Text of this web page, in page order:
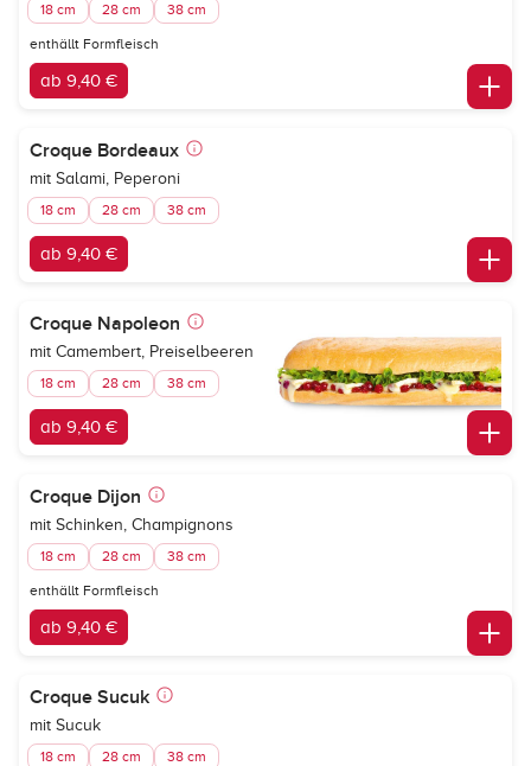
18 cm 28 cm 38 cm
enthällt Formfleisch
ab 9,40 €
Croque Bordeaux
mit Salami, Peperoni
18 cm 28 cm 38 cm
ab 9,40 €
Croque Napoleon
mit Camembert, Preiselbeeren
18 cm 28 cm 38 cm
ab 9,40 €
Croque Dijon
mit Schinken, Champignons
18 cm 28 cm 38 cm
enthällt Formfleisch
ab 9,40 €
Croque Sucuk
mit Sucuk
18 cm 28 cm 38 cm